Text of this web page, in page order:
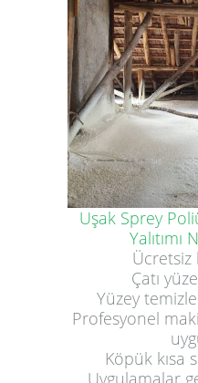
Uşak Sprey
Yalıtımı
Ücretsiz
Çatı
Yüzey
Profesyonel
Köpük kısa